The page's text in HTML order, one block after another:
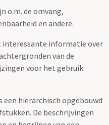
o.m. de omvang,
en andere.
interessante informatie over
van de
voor het gebruik
hiërarchisch opgebouwd
De beschrijvingen